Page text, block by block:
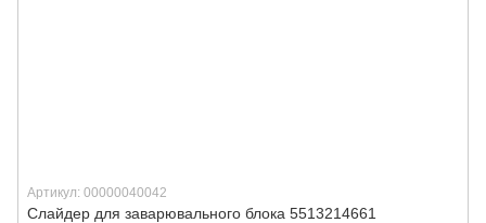
Артикул: 00000040042
Слайдер для заварювального блока 5513214661